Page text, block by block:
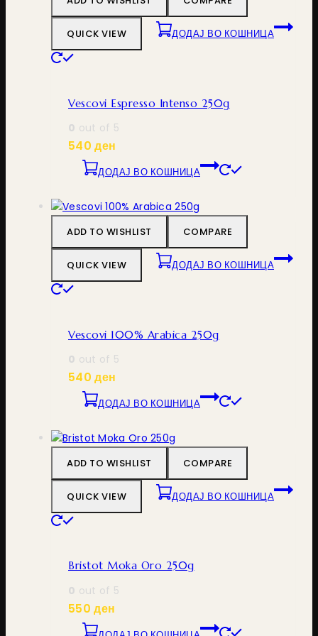
QUICK VIEW ДОДАЈ ВО КОШНИЦА
Vescovi Espresso Intenso 250g
0 out of 5
540ден
ДОДАЈ ВО КОШНИЦА
ADD TO WISHLIST COMPARE
QUICK VIEW ДОДАЈ ВО КОШНИЦА
Vescovi 100% Arabica 250g
0 out of 5
540ден
ДОДАЈ ВО КОШНИЦА
ADD TO WISHLIST COMPARE
QUICK VIEW ДОДАЈ ВО КОШНИЦА
Bristot Moka Oro 250g
0 out of 5
550ден